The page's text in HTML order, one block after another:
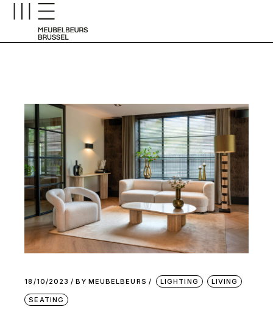
18/10/2023 BY MEUBELBEURS LIGHTING LIVING
SEATING